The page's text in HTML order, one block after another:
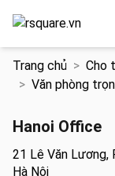
đến
Trang chủ
Cho
Văn phòng
Hanoi Office
21 Lê Văn Lương,
Hà Nội